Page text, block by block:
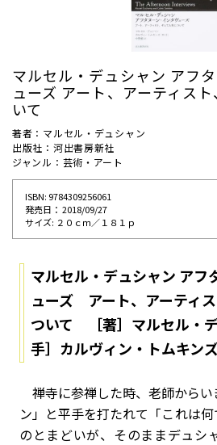
マルセル・デュシャン アフ
ューズ アート、アーティス
いて
著者：マルセル・デュシャン
出版社：河出書房新社
ジャンル：芸術・アート
ISBN: 9784309256061
発売⽇： 2018/09/27
サイズ: ２０ｃｍ／１８１ｐ
マルセル・デュシャン アフ
ューズ アート、アーティ
ついて ［著］マルセル・
手］カルヴィン・トムキン
禅寺に参禅した時、老師から
ン」と平手を打たれて「これは
のとまどいが、そのままデュシ